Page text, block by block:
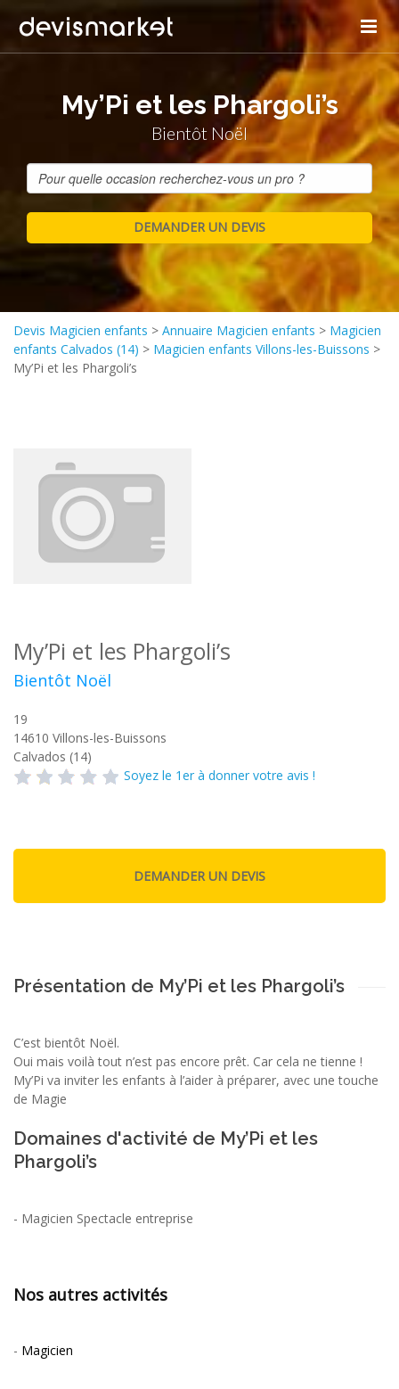
My’Pi et les Phargoli’s
Bientôt Noël
Devis Magicien enfants > Annuaire Magicien enfants > Magicien
enfants Calvados (14) > Magicien enfants Villons-les-Buissons >
My’Pi et les Phargoli’s
My’Pi et les Phargoli’s
Bientôt Noël
19
14610 Villons-les-Buissons
Calvados (14)
Soyez le 1er à donner votre avis !
Présentation de My’Pi et les Phargoli’s
C’est bientôt Noël.
Oui mais voilà tout n’est pas encore prêt. Car cela ne tienne !
My’Pi va inviter les enfants à l’aider à préparer, avec une touche
de Magie
Domaines d'activité de My’Pi et les
Phargoli’s
- Magicien Spectacle entreprise
Nos autres activités
- Magicien